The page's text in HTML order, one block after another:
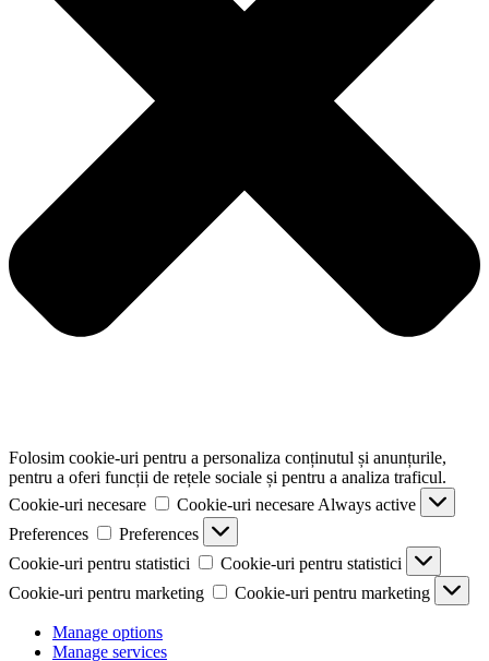
Folosim cookie-uri pentru a personaliza conținutul și anunțurile,
pentru a oferi funcții de rețele sociale și pentru a analiza traficul.
Cookie-uri necesare
Cookie-uri necesare Always active
Preferences
Preferences
Cookie-uri pentru statistici
Cookie-uri pentru statistici
Cookie-uri pentru marketing
Cookie-uri pentru marketing
Manage options
Manage services